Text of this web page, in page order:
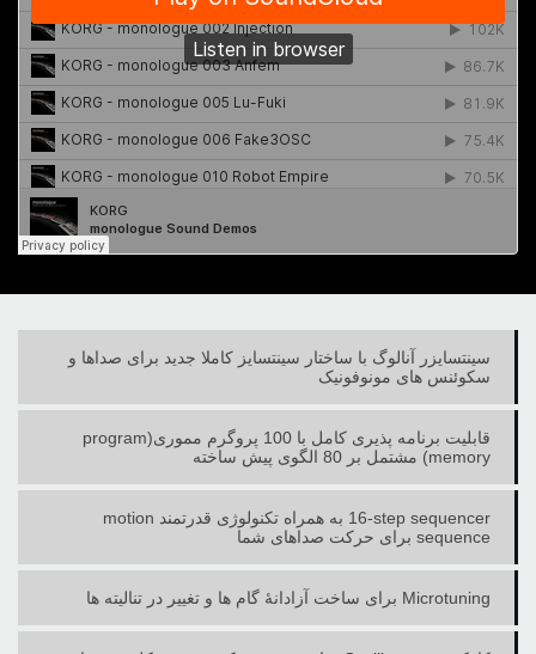
سینتسایزر آنالوگ با ساختار سینتسایز کاملا جدید برای صداها و
سکوئنس های مونوفونیک
قابلیت برنامه پذیری کامل با 100 پروگرم مموری(‏program
memory‏)‏‎ ‎مشتمل بر 80 الگوی ‏پیش ساخته
‎16-step sequencer‏ به همراه تکنولوژی قدرتمند ‏motion
sequence‏ برای حرکت ‏صداهای شما
Microtuning‏ برای ساخت آزادانۀ گام ها و تغییر در تنالیته ها